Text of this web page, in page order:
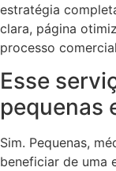
estratégia
clara, página
processo
Esse
pequenas
Sim. Pequenas,
beneficiar de uma